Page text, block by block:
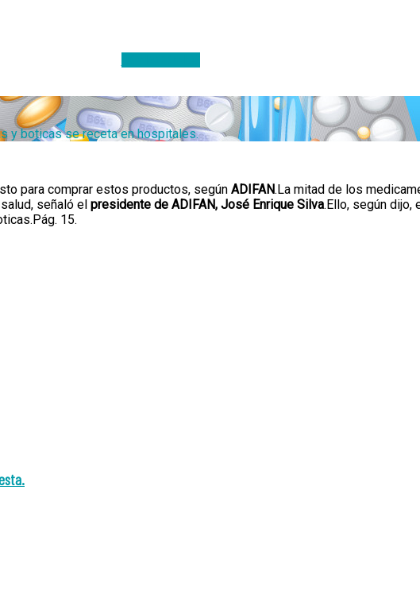
y boticas se receta en hospitales.
para comprar estos productos, según ADIFAN.La mitad de los
señaló el presidente de ADIFAN, José Enrique Silva.Ello, según
15.